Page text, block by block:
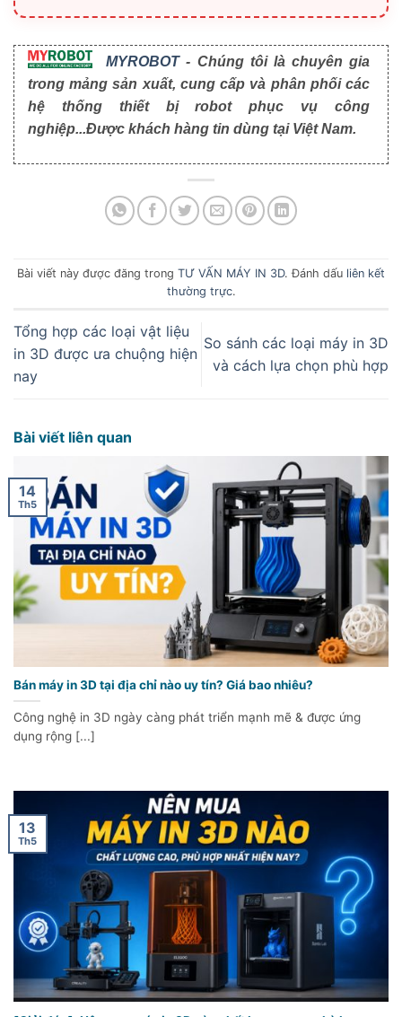
MYROBOT- Chúng tôi là chuyên gia
trong mảng sản xuất, cung cấp và phân phối các
hệ thống thiết bị robot phục vụ công
nghiệp...Được khách hàng tin dùng tại Việt Nam.
Bài viết này được đăng trong TƯ VẤN MÁY IN 3D. Đánh dấu liên kết
thường trực.
Tổng hợp các loại vật liệu
in 3D được ưa chuộng hiện
nay
So sánh các loại máy in 3D
và cách lựa chọn phù hợp
Bài viết liên quan
Bán máy in 3D tại địa chỉ nào uy tín? Giá bao nhiêu?
Công nghệ in 3D ngày càng phát triển mạnh mẽ & được ứng
dụng rộng [...]
14
Th5
13
Th5